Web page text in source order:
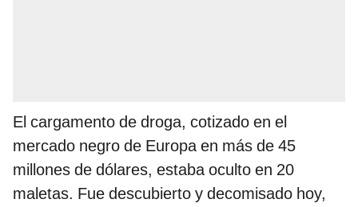
El cargamento de droga, cotizado en el
mercado negro de Europa en más de 45
millones de dólares, estaba oculto en 20
maletas. Fue descubierto y decomisado hoy,